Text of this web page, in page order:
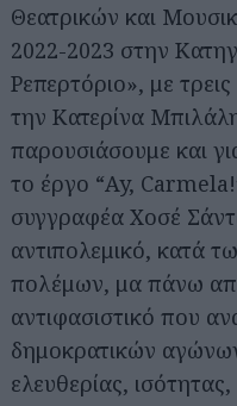
Θεατρικών και
2022-2023 στην
Ρεπερτόριο», με
την Κατερίνα
παρουσιάσουμε και
το έργο “Ay,
συγγραφέα Χοσέ
αντιπολεμικό, κατά
πολέμων, μα πάνω
αντιφασιστικό που
δημοκρατικών
ελευθερίας,